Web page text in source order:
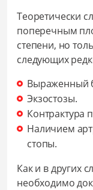
Теоретически
поперечным
степени, но
следующих
Выраженный
Экзостозы.
Контрактура
Наличием
стопы.
Как и в других
необходимо